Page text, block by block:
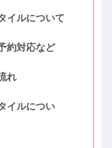
イルについて
約対応など
れ
イルについ